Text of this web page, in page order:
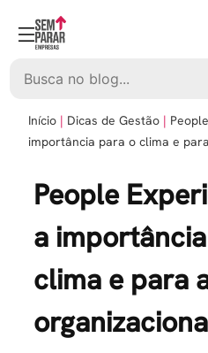
content
Início Dicas de Gestão
importância para o clima e
People
a
clima e para